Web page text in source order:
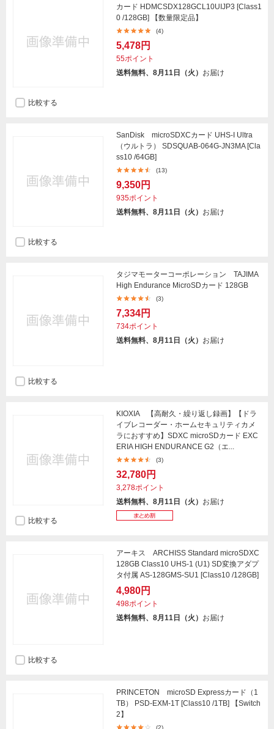
カード HDMCSDX128GCL10UIJP3 [Class1
0 /128GB] 【数量限定品】
(4)
5,478円
55ポイント
送料無料、8月11日（火） お届け
比較する
SanDisk microSDXCカード UHS-I Ultra
（ウルトラ） SDSQUAB-064G-JN3MA [Cla
ss10 /64GB]
(13)
9,350円
935ポイント
送料無料、8月11日（火） お届け
比較する
タジマモーターコーポレーション TAJIMA
High Endurance MicroSDカード 128GB
(3)
7,334円
734ポイント
送料無料、8月11日（火） お届け
比較する
KIOXIA 【高耐久・繰り返し録画】【ドラ
イブレコーダー・ホームセキュリティカメ
ラにおすすめ】SDXC microSDカード EXC
ERIA HIGH ENDURANCE G2（エ...
(3)
32,780円
3,278ポイント
送料無料、8月11日（火） お届け
比較する
アーキス ARCHISS Standard microSDXC
128GB Class10 UHS-1 (U1) SD変換アダプ
タ付属 AS-128GMS-SU1 [Class10 /128GB]
4,980円
498ポイント
送料無料、8月11日（火） お届け
比較する
PRINCETON microSD Expressカード（1
TB） PSD-EXM-1T [Class10 /1TB] 【Switch
2】
(2)